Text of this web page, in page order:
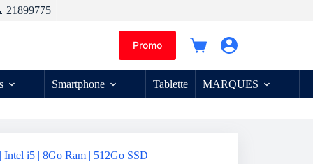
21899775
Promo
Panier
Smartphone Tablette MARQUES
i5 | 8Go Ram | 512Go SSD